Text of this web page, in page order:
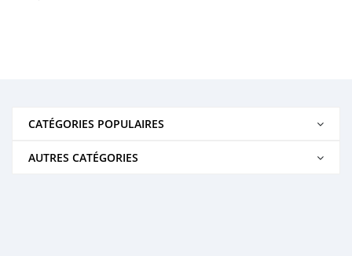
CATÉGORIES POPULAIRES
AUTRES CATÉGORIES